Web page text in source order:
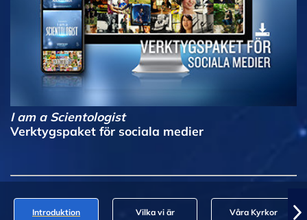
I am a Scientologist
Verktygspaket för sociala medier
Introduktion Vilka vi är Våra Kyrkor